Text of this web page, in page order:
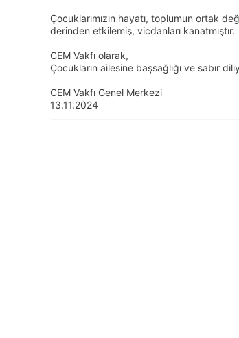
Çocuklarımızın hayatı, toplumun ortak
derinden etkilemiş, vicdanları kanatmıştır.
CEM Vakfı olarak,
Çocukların ailesine başsağlığı ve sabır
CEM Vakfı Genel Merkezi
13.11.2024